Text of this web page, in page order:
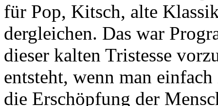
für Pop, Kitsch, alte
dergleichen. Das war
dieser kalten Tristesse
entsteht, wenn man
die Erschöpfung der